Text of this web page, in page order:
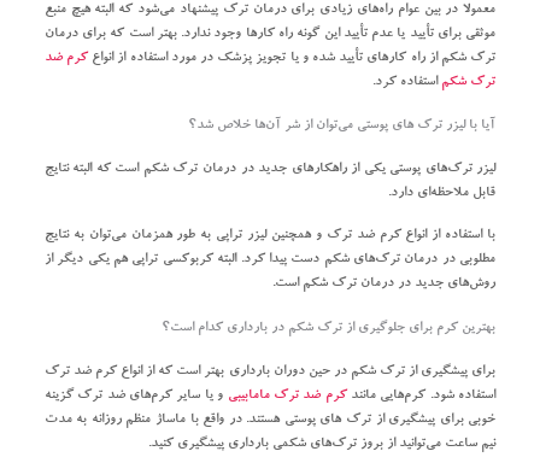
معمولا در بین عوام راه‌های زیادی برای درمان ترک پیشنهاد می‌شود که البته هیچ منبع
موثقی برای تأیید یا عدم تأیید این گونه راه کار‌ها وجود ندارد. بهتر است که برای درمان
ترک شکم از راه کار‌های تأیید شده و یا تجویز پزشک در مورد استفاده از انواع کرم ضد
ترک شکم استفاده کرد.
آیا با لیزر ترک‌ های پوستی می‌توان از شر آن‌ها خلاص شد؟
لیزر ترک‌های پوستی یکی از راهکار‌های جدید در درمان ترک شکم است که البته نتایج
قابل ملاحظه‌ای دارد.
با استفاده از انواع کرم ضد ترک و همچنین لیزر تراپی به طور همزمان می‌توان به نتایج
مطلوبی در درمان ترک‌های شکم دست پیدا کرد. البته کربوکسی تراپی هم یکی دیگر از
روش‌های جدید در درمان ترک شکم است.
بهترین کرم برای جلوگیری از ترک شکم در بارداری کدام است؟
برای پیشگیری از ترک شکم در حین دوران بارداری بهتر است که از انواع کرم ضد ترک
استفاده شود. کرم‌هایی مانندکرم ضد ترک مامابیبی و یا سایر کرم‌های ضد ترک گزینه
خوبی برای پیشگیری از ترک های پوستی هستند. در واقع با ماساژ منظم روزانه به مدت
نیم ساعت می‌توانید از بروز ترک‌های شکمی بارداری پیشگیری کنید.